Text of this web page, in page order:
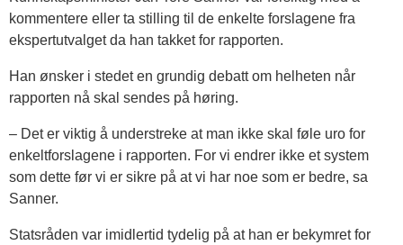
kommentere eller ta stilling til de enkelte forslagene fra
ekspertutvalget da han takket for rapporten.
Han ønsker i stedet en grundig debatt om helheten når
rapporten nå skal sendes på høring.
– Det er viktig å understreke at man ikke skal føle uro for
enkeltforslagene i rapporten. For vi endrer ikke et system
som dette før vi er sikre på at vi har noe som er bedre, sa
Sanner.
Statsråden var imidlertid tydelig på at han er bekymret for